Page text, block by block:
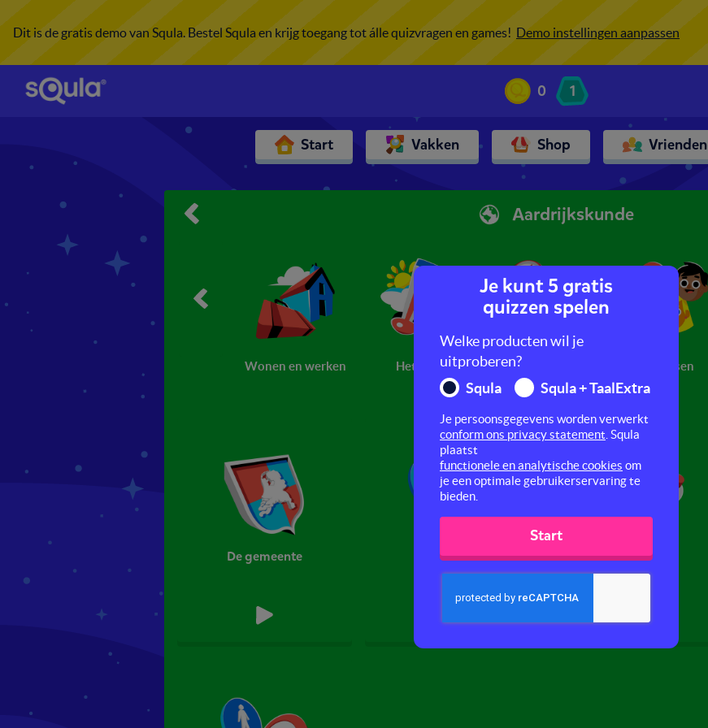
Dit is de gratis demo van Squla. Bestel Squla en krijg toegang tot álle quizvragen en games! Demo instellingen aanpassen
0 1
Start Vakken Shop Vrienden
Aardrijkskunde
Wonen en werken Het weer Kaartlezen Mensen
De gemeente Geld Milieu
Je kunt 5 gratis
quizzen spelen
Welke producten wil je
uitproberen?
Squla
Squla + TaalExtra
Je persoonsgegevens worden verwerkt
conform ons privacy statement . Squla
plaatst
functionele en analytische cookies om
je een optimale gebruikerservaring te
bieden.
Start